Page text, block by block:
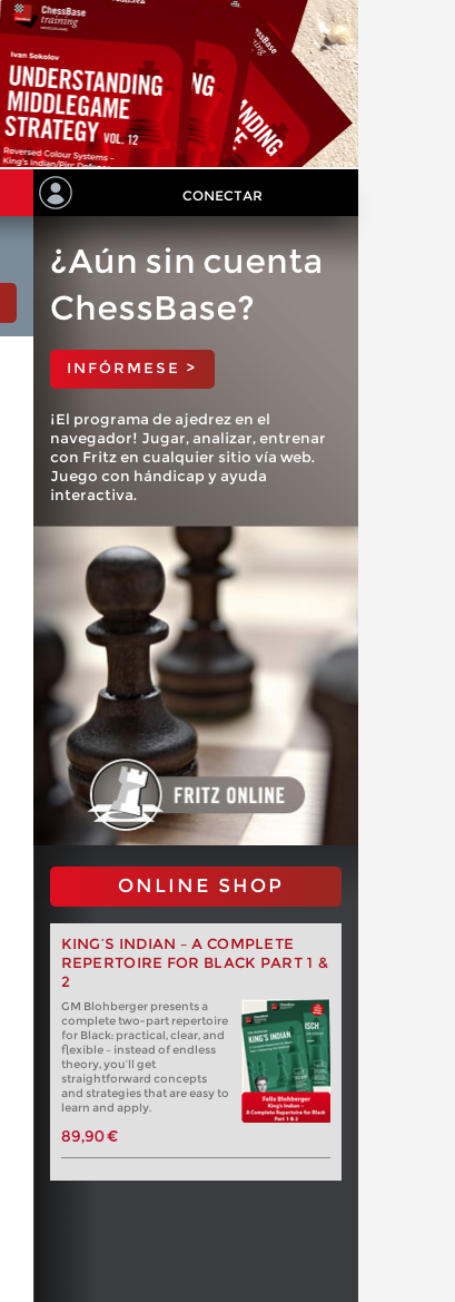
CONECTAR
¿Aún sin cuenta
ChessBase?
INFÓRMESE >
¡El programa de ajedrez en el
navegador! Jugar, analizar, entrenar
con Fritz en cualquier sitio vía web.
Juego con hándicap y ayuda
interactiva.
ONLINE SHOP
KING’S INDIAN – A COMPLETE
REPERTOIRE FOR BLACK PART 1 &
2
GM Blohberger presents a
complete two-part repertoire
for Black: practical, clear, and
flexible – instead of endless
theory, you’ll get
straightforward concepts
and strategies that are easy to
learn and apply.
89,90 €